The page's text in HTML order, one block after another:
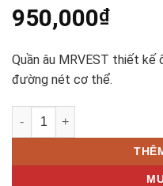
950,000₫
Quần âu MRVEST thiết kế
đường nét cơ thể.
QUẦN ÂU HỒNG CARO